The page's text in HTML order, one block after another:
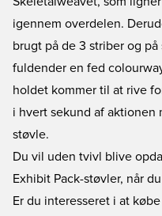
igennem overdelen.
brugt på de 3 striber og
fuldender en fed
holdet kommer til at rive
i hvert sekund af aktionen
støvle.
Du vil uden tvivl blive
Exhibit Pack-støvler, når
Er du interesseret i at